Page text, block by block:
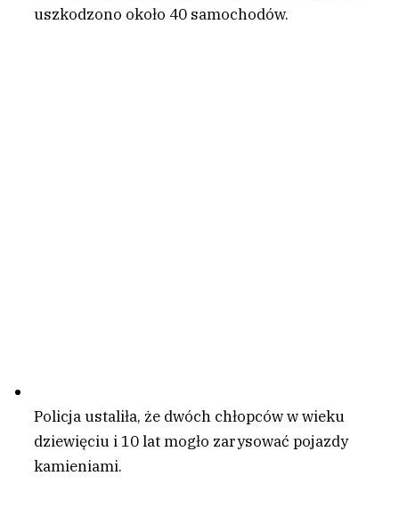
uszkodzono około 40 samochodów.
Policja ustaliła, że dwóch chłopców w wieku
dziewięciu i 10 lat mogło zarysować pojazdy
kamieniami.